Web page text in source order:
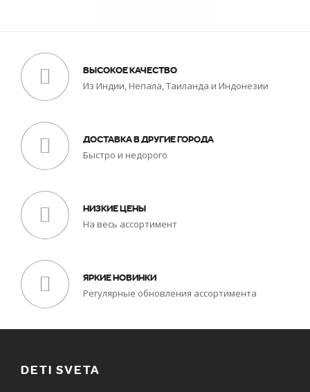
ВЫСОКОЕ КАЧЕСТВО
Из Индии, Непала, Таиланда и Индонезии
ДОСТАВКА В ДРУГИЕ ГОРОДА
Быстро и недорого
НИЗКИЕ ЦЕНЫ
На весь ассортимент
ЯРКИЕ НОВИНКИ
Регулярные обновления ассортимента
DETI SVETA